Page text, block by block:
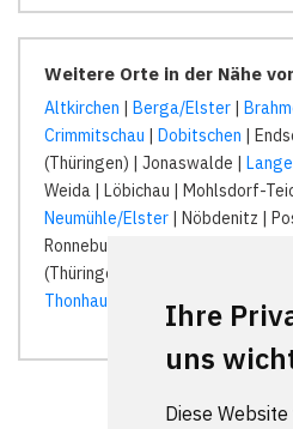
Ihre
uns
Diese
Weitere Orte in der Nähe
Altkirchen Berga/Elster
Crimmitschau
Dobitschen |
(Thüringen) | Jonaswalde |
Weida | Löbichau | Mohlsdorf-
Neumühle/Elster | Nöbdenitz |
Ronneburg |
(Thüringen) |
Thonhausen
Weida